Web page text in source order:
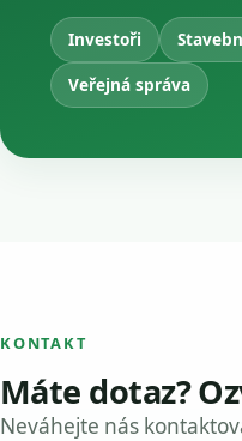
Investoři
Veřejná správa
KONTAKT
Máte dotaz?
Neváhejte nás